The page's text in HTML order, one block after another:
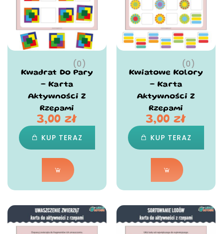
(0)
Kwadrat Do Pary
– Karta
Aktywności Z
Rzepami
3,00zł
KUP TERAZ
(0)
Kwiatowe Kolory
– Karta
Aktywności Z
Rzepami
3,00zł
KUP TERAZ